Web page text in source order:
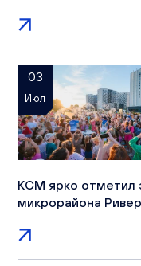
03
Июл
КСМ ярко отметил
микрорайона